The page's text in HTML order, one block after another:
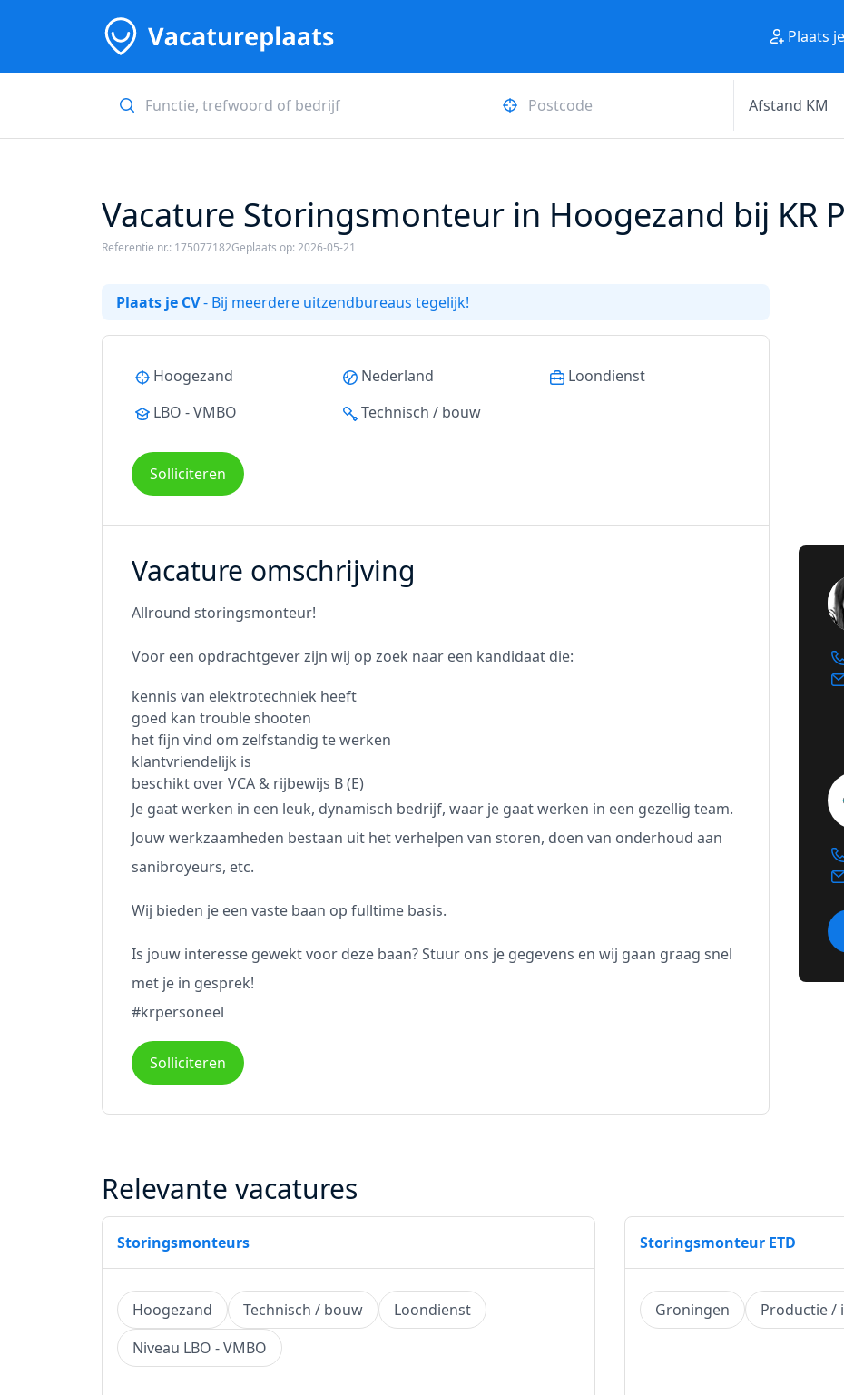
Plaats
Vacature Storingsmonteur in Hoogezand bij KR
Referentie nr.: 175077182Geplaats op: 2026-05-21
Plaats je CV- Bij meerdere uitzendbureaus tegelijk!
Hoogezand Nederland
Loondienst
LBO - VMBO
Technisch / bouw
Solliciteren
Vacature omschrijving
Allround storingsmonteur!
Voor een opdrachtgever zijn wij op zoek naar een kandidaat die:
kennis van elektrotechniek heeft
goed kan trouble shooten
het fijn vind om zelfstandig te werken
klantvriendelijk is
beschikt over VCA & rijbewijs B (E)
Je gaat werken in een leuk, dynamisch bedrijf, waar je gaat werken in een gezellig team.
Jouw werkzaamheden bestaan uit het verhelpen van storen, doen van onderhoud aan
sanibroyeurs, etc.
Wij bieden je een vaste baan op fulltime basis.
Is jouw interesse gewekt voor deze baan? Stuur ons je gegevens en wij gaan graag snel
met je in gesprek!
#krpersoneel
Solliciteren
Relevante vacatures
Storingsmonteurs
Hoogezand Technisch / bouw
Loondienst
Niveau LBO - VMBO
Storingsmonteur ETD
Groningen Productie /